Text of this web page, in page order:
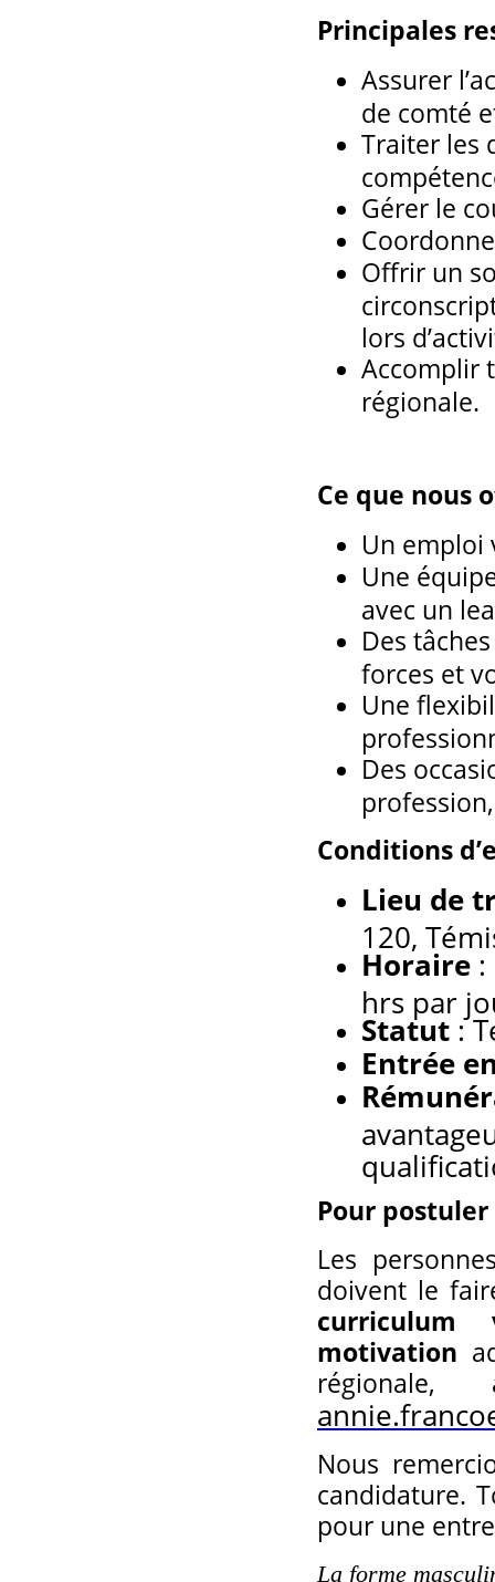
Principales
Assurer
de comté
Traiter les
Gérer le
Offrir un
lors
Accomplir
régionale.
Ce que nous
Un emploi
Une
avec un
Des
forces et
Une
Des
Conditions
Lieu de
120,
Horaire
hrs par
Statut :
Entrée
Pour postuler
Les
doivent le
curriculum
motivation
Nous
candidature.
pour une
La forme